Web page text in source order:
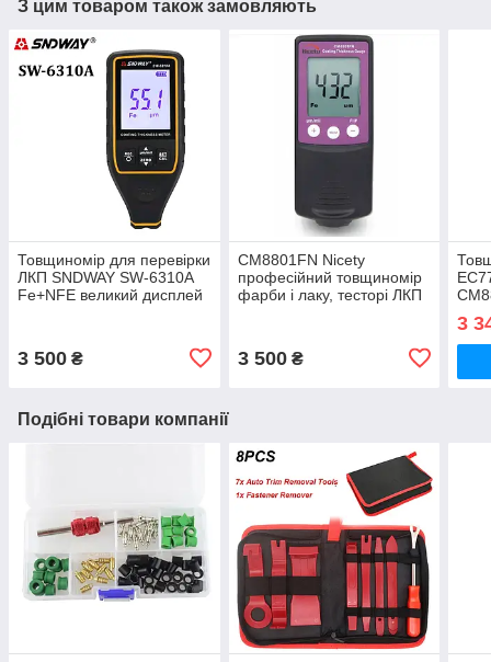
З цим товаром також замовляють
Товщиномір для перевірки
ЛКП SNDWAY SW-6310A
Fe+NFE великий дисплей
3 500 ₴
СМ8801FN Nicety
професійний товщиномір
фарби і лаку, тесторі ЛКП
3 500₴
3
Подібні товари компанії